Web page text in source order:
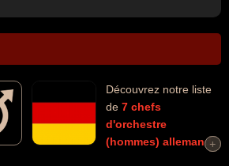
Découvrez notre liste
de 7 chefs
d'orchestre
(hommes) allemand+
+